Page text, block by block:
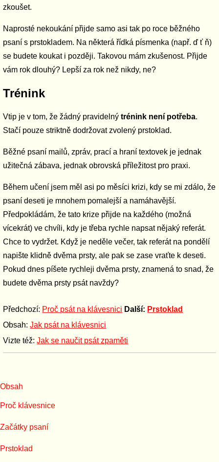
zkoušet.
Naprosté nekoukání přijde samo asi tak po roce běžného
psaní s prstokladem. Na některá řídká písmenka (např. ď ť ň)
se budete koukat i později. Takovou mám zkušenost. Přijde
vám rok dlouhý? Lepší za rok než nikdy, ne?
Trénink
Vtip je v tom, že žádný pravidelnýtrénink není potřeba.
Stačí pouze striktně dodržovat zvolený prstoklad.
Běžné psaní mailů, zpráv, prací a hraní textovek je jednak
užitečná zábava, jednak obrovská příležitost pro praxi.
Během učení jsem měl asi po měsíci krizi, kdy se mi zdálo, že
psaní deseti je mnohem pomalejší a namáhavější.
Předpokládám, že tato krize přijde na každého (možná
vícekrát) ve chvíli, kdy je třeba rychle napsat nějaký referát.
Chce to vydržet. Když je neděle večer, tak referát na pondělí
napište klidně dvěma prsty, ale pak se zase vraťte k deseti.
Pokud dnes píšete rychleji dvěma prsty, znamená to snad, že
budete dvěma prsty psát navždy?
Předchozí: Proč psát na klávesnici Další: Prstoklad
Obsah: Jak psát na klávesnici
Vizte též: Jak se naučit psát zpaměti
Obsah
Proč klávesnice
Začátky psaní
Prstoklad